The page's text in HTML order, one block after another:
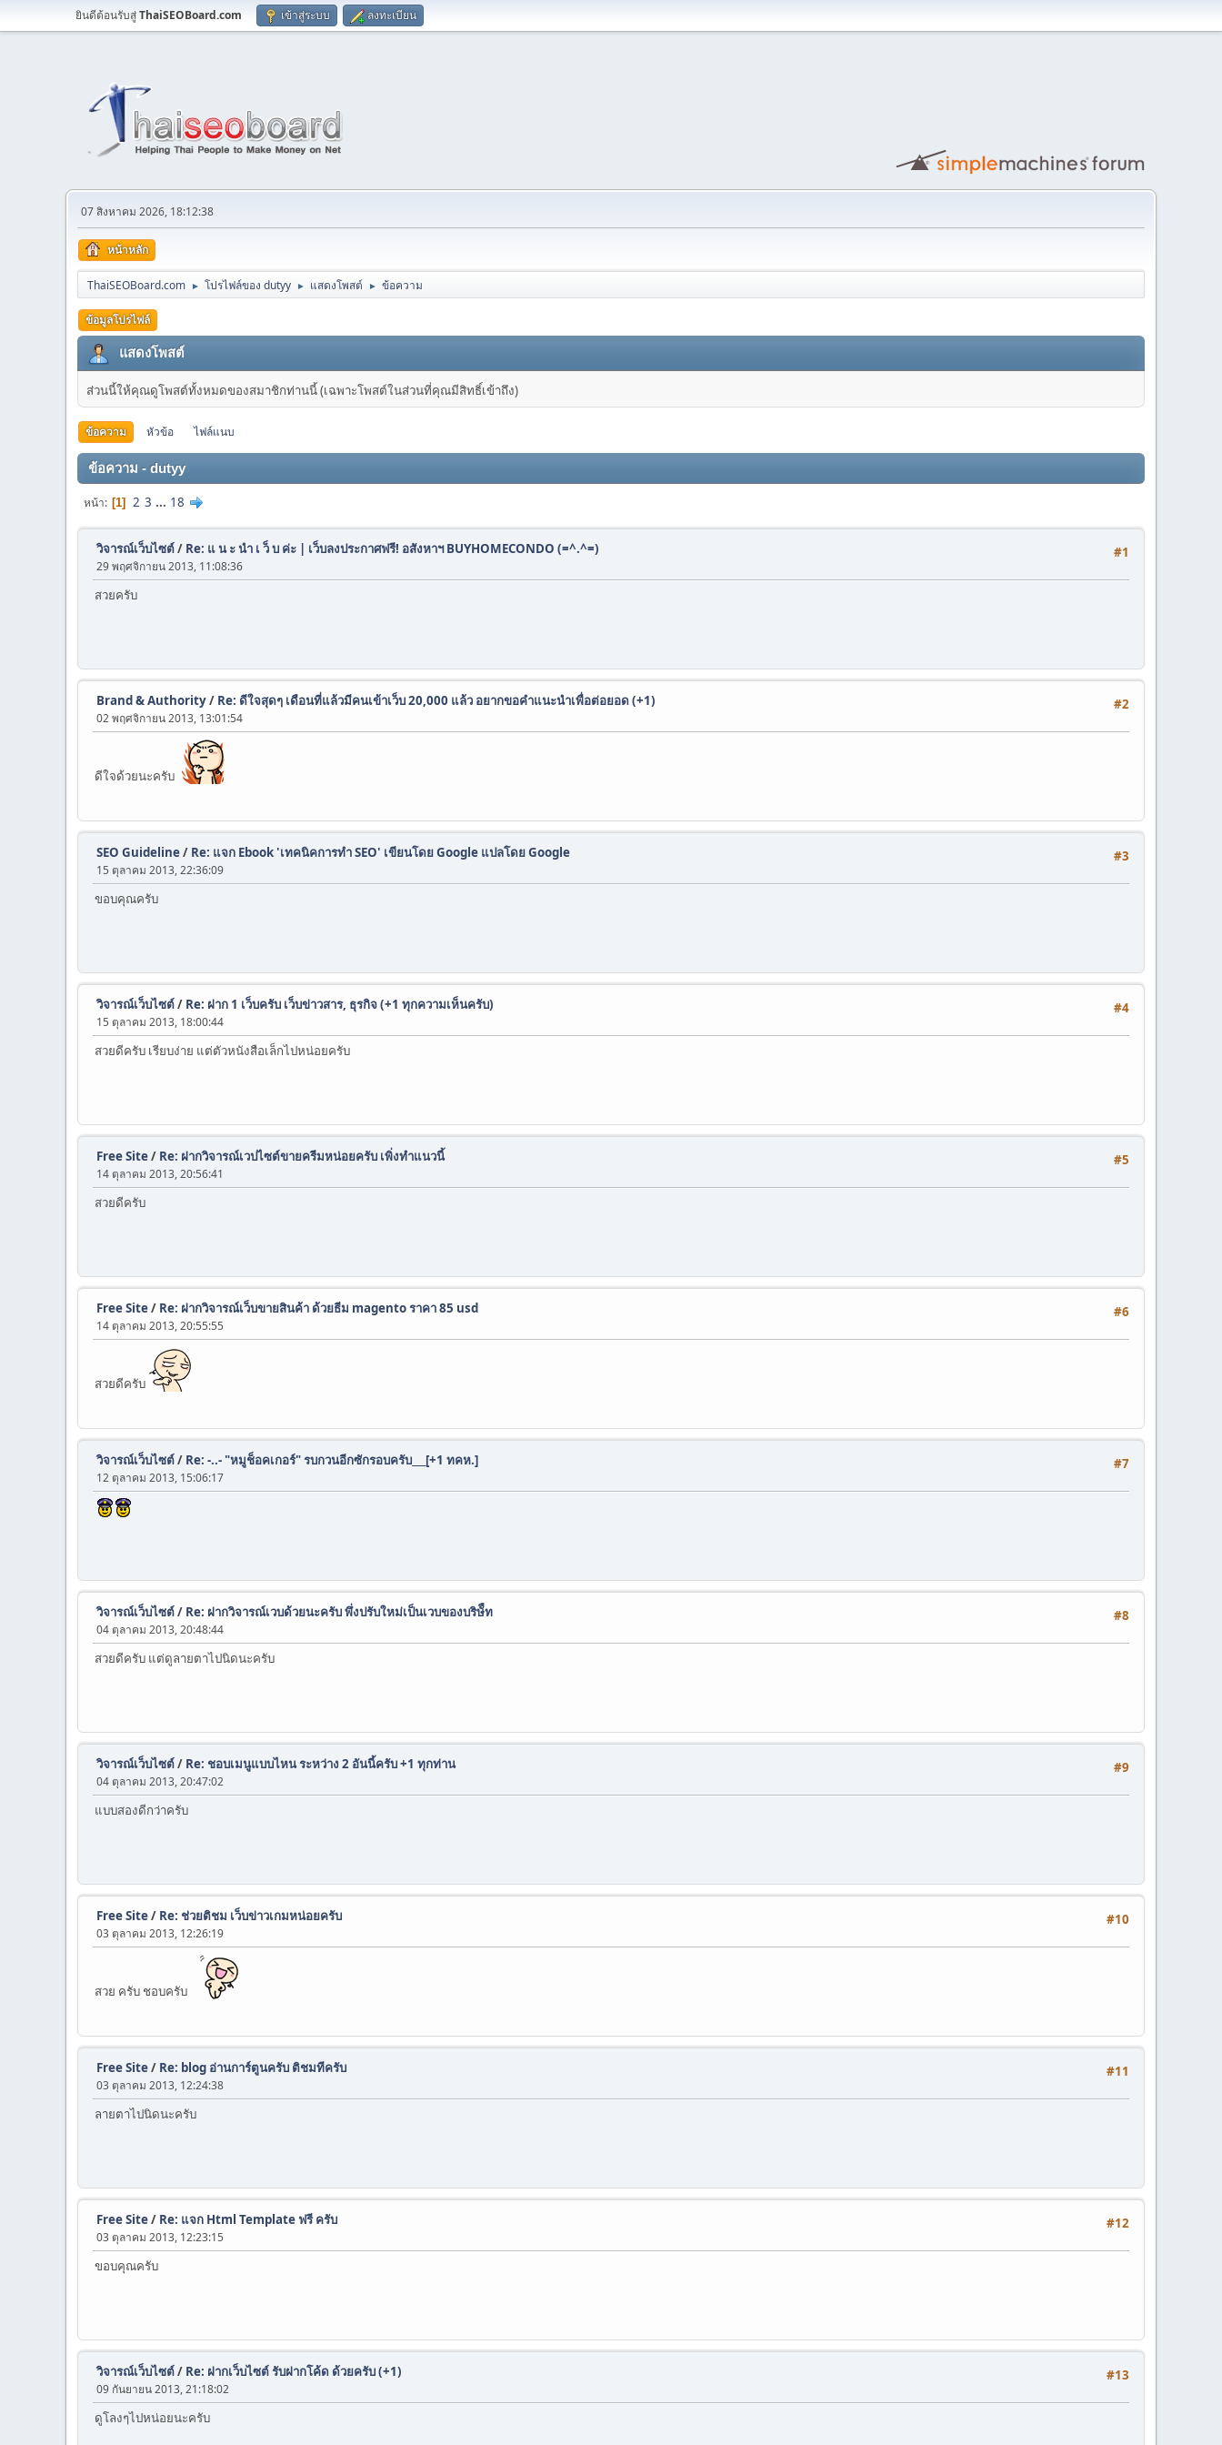
ยินดีต้อนรับสู่ThaiSEOBoard.com เข้าสู่ระบบ ลงทะเบียน
07 สิงหาคม 2026, 18:12:38
หน้าหลัก
ThaiSEOBoard.com ► โปรไฟล์ของ dutyy ► แสดงโพสต์ ► ข้อความ
ข้อมูลโปรไฟล์
แสดงโพสต์
ส่วนนี้ให้คุณดูโพสต์ทั้งหมดของสมาชิกท่านนี้ (เฉพาะโพสต์ในส่วนที่คุณมีสิทธิ์เข้าถึง)
ข้อความ หัวข้อ ไฟล์แนบ
ข้อความ - dutyy
หน้า 1 2 3 ... 18
#1
วิจารณ์เว็บไซต์/ Re: แ น ะ นำ เ ว็ บ ค่ะ | เว็บลงประกาศฟรี! อสังหาฯ BUYHOMECONDO (=^.^=)
29 พฤศจิกายน 2013, 11:08:36
สวยครับ
#2
Brand & Authority/ Re: ดีใจสุดๆ เดือนที่แล้วมีคนเข้าเว็บ 20,000 แล้ว อยากขอคำแนะนำเพื่อต่อยอด (+1)
02 พฤศจิกายน 2013, 13:01:54
ดีใจด้วยนะครับ
#3
SEO Guideline/ Re: แจก Ebook 'เทคนิคการทำ SEO' เขียนโดย Google แปลโดย Google
15 ตุลาคม 2013, 22:36:09
ขอบคุณครับ
#4
วิจารณ์เว็บไซต์/ Re: ฝาก 1 เว็บครับ เว็บข่าวสาร, ธุรกิจ (+1 ทุกความเห็นครับ)
15 ตุลาคม 2013, 18:00:44
สวยดีครับ เรียบง่าย แต่ตัวหนังสือเล็กไปหน่อยครับ
#5
Free Site/ Re: ฝากวิจารณ์เวปไซต์ขายครีมหน่อยครับ เพิ่งทำแนวนี้
14 ตุลาคม 2013, 20:56:41
สวยดีครับ
#6
Free Site/ Re: ฝากวิจารณ์เว็บขายสินค้า ด้วยธีม magento ราคา 85 usd
14 ตุลาคม 2013, 20:55:55
สวยดีครับ
#7
วิจารณ์เว็บไซต์/ Re: -..- "หมูช็อคเกอร์" รบกวนอีกซักรอบครับ___[+1 ทคห.]
12 ตุลาคม 2013, 15:06:17
#8
วิจารณ์เว็บไซต์/ Re: ฝากวิจารณ์เวบด้วยนะครับ พึ่งปรับใหม่เป็นเวบของบริษัืท
04 ตุลาคม 2013, 20:48:44
สวยดีครับ แต่ดูลายตาไปนิดนะครับ
#9
วิจารณ์เว็บไซต์/ Re: ชอบเมนูแบบไหน ระหว่าง 2 อันนี้ครับ +1 ทุกท่าน
04 ตุลาคม 2013, 20:47:02
แบบสองดีกว่าครับ
#10
Free Site/ Re: ช่วยติชม เว็บข่าวเกมหน่อยครับ
03 ตุลาคม 2013, 12:26:19
สวย ครับ ชอบครับ
#11
Free Site/ Re: blog อ่านการ์ตูนครับ ติชมทีครับ
03 ตุลาคม 2013, 12:24:38
ลายตาไปนิดนะครับ
#12
Free Site/ Re: แจก Html Template ฟรี ครับ
03 ตุลาคม 2013, 12:23:15
ขอบคุณครับ
#13
วิจารณ์เว็บไซต์/ Re: ฝากเว็บไซต์ รับฝากโค้ด ด้วยครับ (+1)
09 กันยายน 2013, 21:18:02
ดูโลงๆไปหน่อยนะครับ